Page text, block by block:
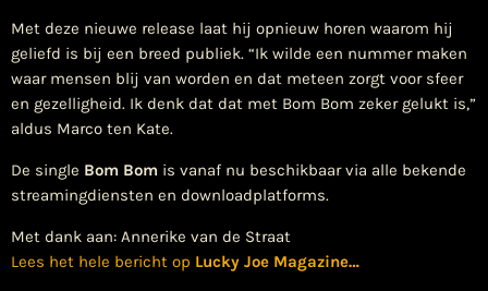
Met deze nieuwe release laat hij opnieuw horen waarom hij
geliefd is bij een breed publiek. “Ik wilde een nummer maken
waar mensen blij van worden en dat meteen zorgt voor sfeer
en gezelligheid. Ik denk dat dat met Bom Bom zeker gelukt is,”
aldus Marco ten Kate.
De single Bom Bom is vanaf nu beschikbaar via alle bekende
streamingdiensten en downloadplatforms.
Met dank aan: Annerike van de Straat
Lees het hele bericht op Lucky Joe Magazine…